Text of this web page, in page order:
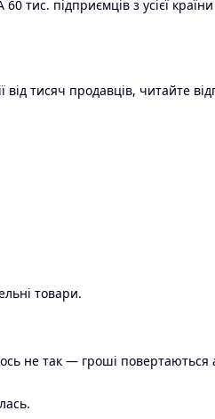
тис. підприємців з усієї
тисяч продавців, читайте
товари.
не так — гроші повертаються